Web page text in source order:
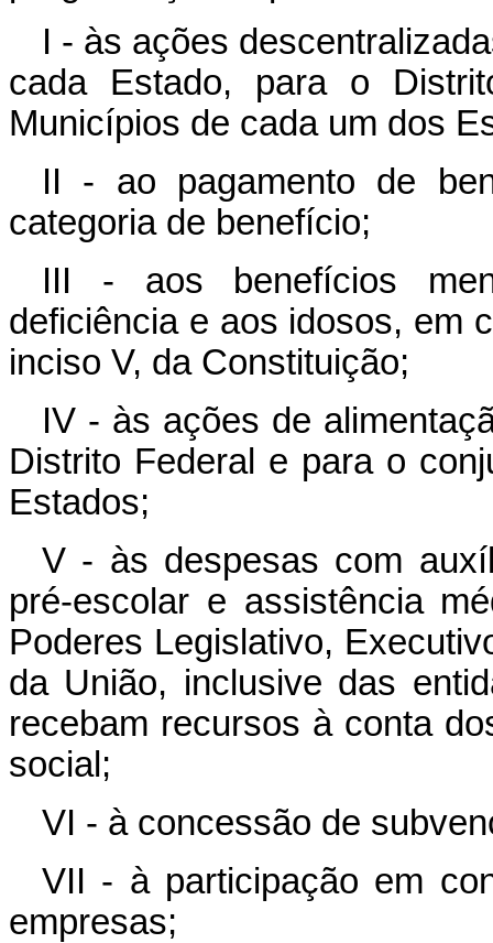
I - às ações
cada Estado, para o
Municípios de cada um dos
II - ao pagamento de
categoria de benefício;
III - aos benefícios
deficiência e aos idosos, em
inciso V, da Constituição;
IV - às ações de
Distrito Federal e para o
Estados;
V - às despesas com
pré-escolar e assistência
Poderes Legislativo,
da União, inclusive das
recebam recursos à conta
social;
VI - à concessão de
VII - à participação em
empresas;